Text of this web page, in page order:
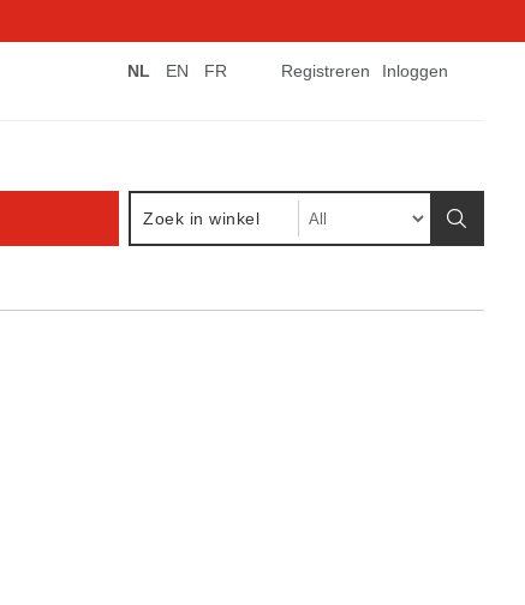
Registreren Inloggen
NL EN FR